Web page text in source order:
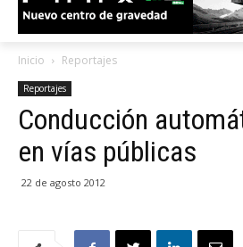
Inicio Reportajes
Reportajes
Conducción
en vías públicas
22 de agosto 2012